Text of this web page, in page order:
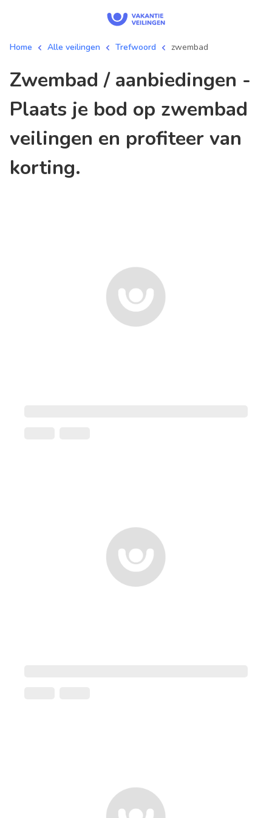
Home Alle veilingen Trefwoord zwembad
zwembad / aanbiedingen -
Plaats je bod op zwembad
veilingen en profiteer van
korting.